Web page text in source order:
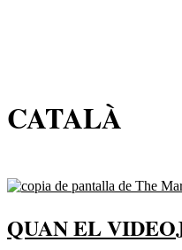
CATALÀ
QUAN EL